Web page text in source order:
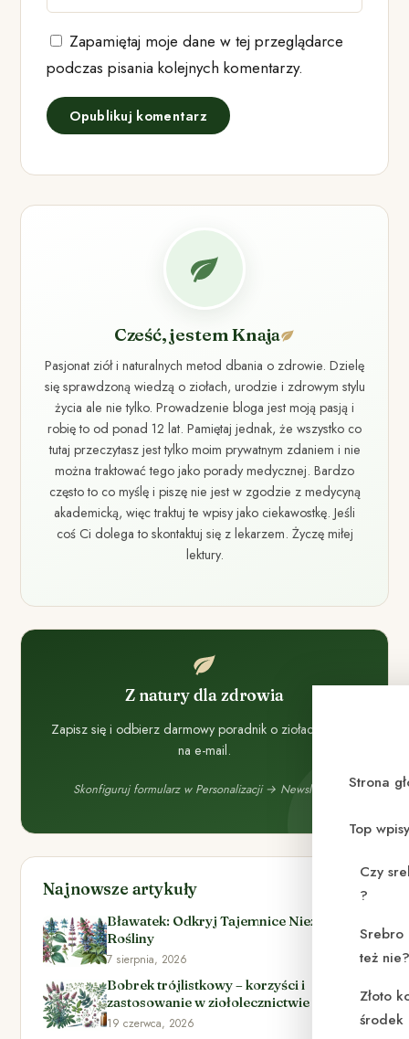
Strona
Top
Czy
?
też
Złoto
środek
Zapamiętaj moje dane w tej przeglądarce
podczas pisania kolejnych komentarzy.
Cześć, jestem Knaja
Pasjonat ziół i naturalnych metod dbania o zdrowie. Dzielę
się sprawdzoną wiedzą o ziołach, urodzie i zdrowym stylu
życia ale nie tylko. Prowadzenie bloga jest moją pasją i
robię to od ponad 12 lat. Pamiętaj jednak, że wszystko co
tutaj przeczytasz jest tylko moim prywatnym zdaniem i nie
można traktować tego jako porady medycznej. Bardzo
często to co myślę i piszę nie jest w zgodzie z medycyną
akademicką, więc traktuj te wpisy jako ciekawostkę. Jeśli
coś Ci dolega to skontaktuj się z lekarzem. Życzę miłej
lektury.
Z natury dla zdrowia
Zapisz się i odbierz darmowy poradnik o ziołach prosto
na e-mail.
Skonfiguruj formularz w Personalizacji → Newsletter.
Najnowsze artykuły
Bławatek: Odkryj Tajemnice Niezwykłej
Rośliny
7 sierpnia, 2026
Bobrek trójlistkowy – korzyści i
zastosowanie w ziołolecznictwie
19 czerwca, 2026